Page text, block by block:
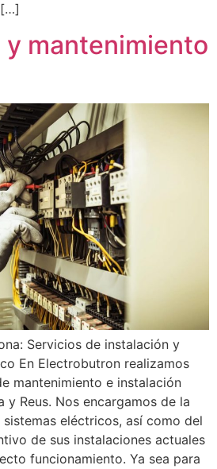
[…]
mantenimiento
Servicios de instalación y
En Electrobutron realizamos
mantenimiento e instalación
y Reus. Nos encargamos de la
eléctricos, así como del
de sus instalaciones actuales
funcionamiento. Ya sea para